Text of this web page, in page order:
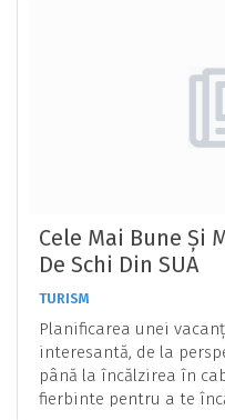
Cele Mai Bune Și
De Schi Din SUA
TURISM
Planificarea unei
interesantă, de la
până la încălzirea în
fierbinte pentru a te